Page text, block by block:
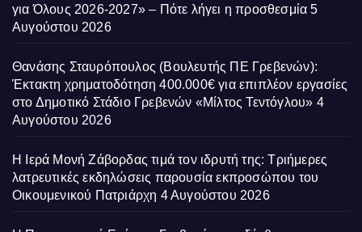
για Όλους 2026-2027» – Πότε λήγει η προσθεσμία 5
Αυγούστου 2026
Θανάσης Σταυρόπουλος (Βουλευτής ΠΕ Γρεβενών):
Έκτακτη χρηματοδότηση 400.000€ για επιπλέον εργασίες
στο Δημοτικό Στάδιο Γρεβενών «Μίλτος Τεντόγλου» 4
Αυγούστου 2026
Η Ιερά Μονή Ζάβορδας τιμά τον ιδρυτή της: Τριήμερες
λατρευτικές εκδηλώσεις παρουσία εκπροσώπου του
Οικουμενικού Πατριάρχη 4 Αυγούστου 2026